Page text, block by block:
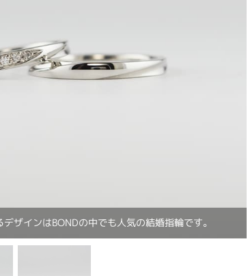
ザインはBONDの中でも人気の結婚指輪です。